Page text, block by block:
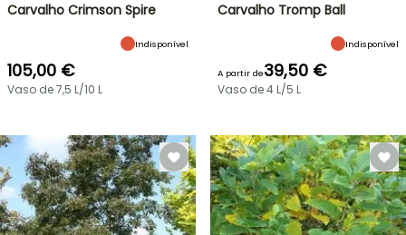
Carvalho Crimson Spire
Indisponível
105,00 €
Vaso de 7,5 L/10 L
Carvalho Tromp Ball
Indisponível
A partir de39,50 €
Vaso de 4 L/5 L